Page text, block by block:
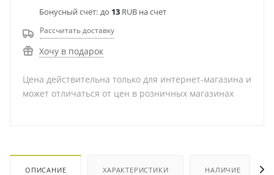
Бонусный счет: до 13 RUB на счет
Рассчитать доставку
Хочу в подарок
Цена действительна только для интернет-магазина и
может отличаться от цен в розничных магазинах
ОПИСАНИЕ ХАРАКТЕРИСТИКИ НАЛИЧИЕ